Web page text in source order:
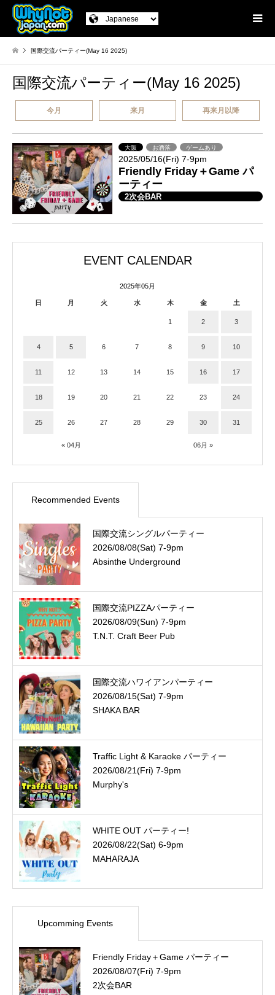
国際交流パーティー(May 16 2025)
国際交流パーティー(May 16 2025)
今月 来月 再来月以降
大阪 お洒落 ゲームあり
2025/05/16(Fri) 7-9pm
Friendly Friday＋Game パ
ーティー
2次会BAR
EVENT CALENDAR
2025年05月
日 月 火 水 木 金 土
« 04月 06月 »
1 2 3
4 5 6 7 8 9 10
11 12 13 14 15 16 17
18 19 20 21 22 23 24
25 26 27 28 29 30 31
Recommended Events
国際交流シングルパーティー
2026/08/08(Sat) 7-9pm
Absinthe Underground
国際交流PIZZAパーティー
2026/08/09(Sun) 7-9pm
T.N.T. Craft Beer Pub
国際交流ハワイアンパーティー
2026/08/15(Sat) 7-9pm
SHAKA BAR
Traffic Light & Karaoke パーティー
2026/08/21(Fri) 7-9pm
Murphy's
WHITE OUT パーティー!
2026/08/22(Sat) 6-9pm
MAHARAJA
Upcomming Events
Friendly Friday＋Game パーティー
2026/08/07(Fri) 7-9pm
2次会BAR